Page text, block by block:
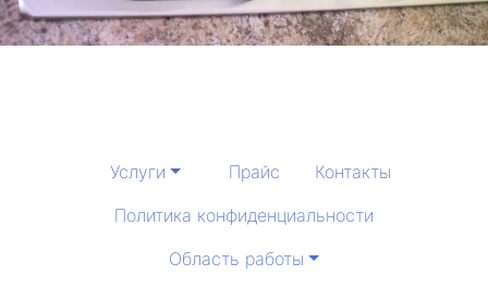
Услуги Прайс
Контакты
Политика конфиденциальности
Область работы